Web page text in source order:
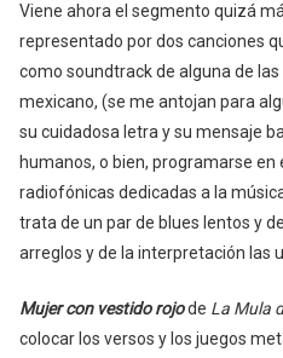
Viene ahora el segmento quizá
representado por dos canciones
como soundtrack de alguna de
mexicano, (se me antojan para
su cuidadosa letra y su mensaje
humanos, o bien, programarse en
radiofónicas dedicadas a la
trata de un par de blues lentos y
arreglos y de la interpretación las
Mujer con vestido rojode La Mula
colocar los versos y los juegos